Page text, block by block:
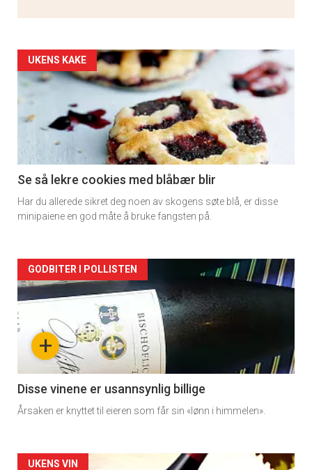
Artikler
detail
-
section
11
UKENS KAKE
Se så lekre cookies med blåbær blir
Har du allerede sikret deg noen av skogens søte blå, er disse
minipaiene en god måte å bruke fangsten på.
Artikler
detail
-
section
11
Dagens
rett
+
GODBITER I POLLISTEN
Disse vinene er usannsynlig billige
Årsaken er knyttet til eieren som får sin «lønn i himmelen».
UKENS VIN